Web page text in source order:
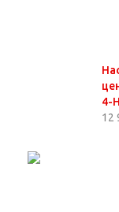
4-
12